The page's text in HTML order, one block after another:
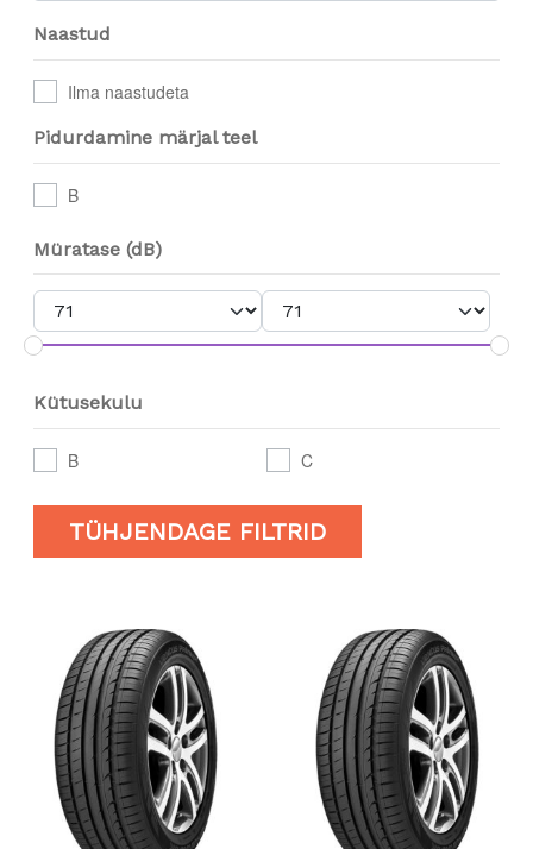
Naastud
Ilma naastudeta
Pidurdamine märjal teel
B
Müratase (dB)
Kütusekulu
B C
TÜHJENDAGE FILTRID